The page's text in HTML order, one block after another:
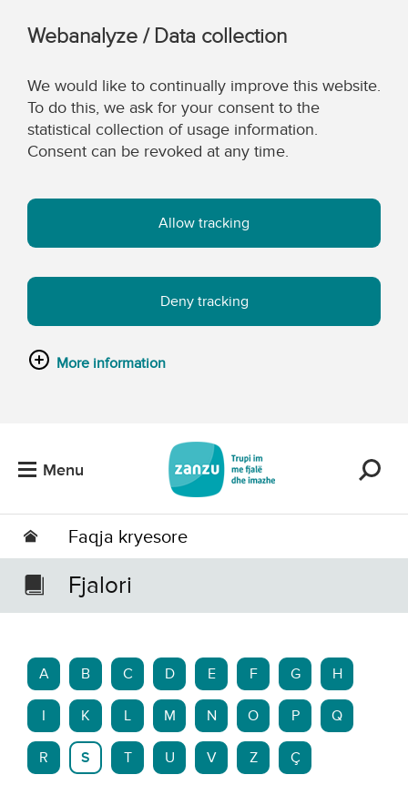
Webanalyze / Data collection
We would like to continually improve this website.
To do this, we ask for your consent to the
statistical collection of usage information.
Consent can be revoked at any time.
Allow tracking
Deny tracking
More information
Menu
Faqja kryesore
Fjalori
A B C D E F G H
K L M N O P Q
R S T U V Z Ç